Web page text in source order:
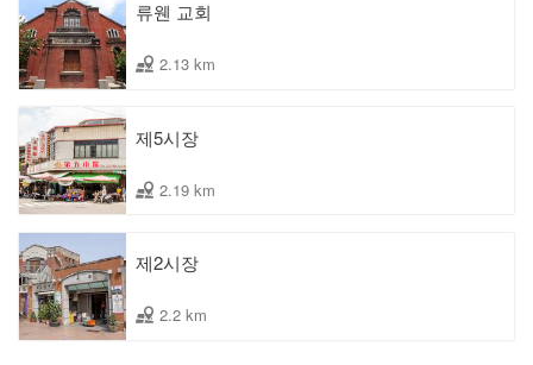
류웬 교회
2.13 km
제5시장
2.19 km
제2시장
2.2 km